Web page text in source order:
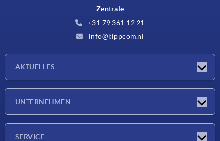
Zentrale
+31 79 361 12 21
info@kippcom.nl
AKTUELLES
UNTERNEHMEN
SERVICE